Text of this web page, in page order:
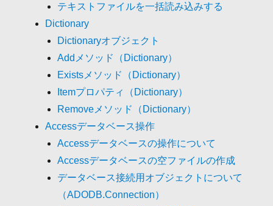
テキストファイルを一括読み込みする
Dictionary
Dictionaryオブジェクト
Addメソッド（Dictionary）
Existsメソッド（Dictionary）
Itemプロパティ（Dictionary）
Removeメソッド（Dictionary）
Accessデータベース操作
Accessデータベースの操作について
Accessデータベースの空ファイルの作成
データベース接続用オブジェクトについて
（ADODB.Connection）